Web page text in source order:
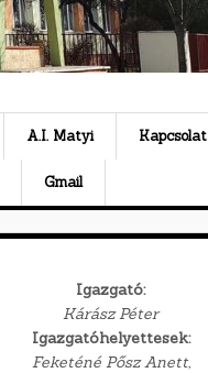
A.I. Matyi Kapcsolat
Gmail
Igazgató:
Kárász Péter
Igazgatóhelyettesek:
Feketéné Pősz Anett,